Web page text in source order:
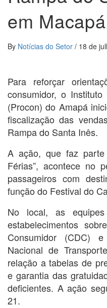
em
By Notícias do Setor / 18 de
Para reforçar
consumidor, o
(Procon) do Amapá
fiscalização das
Rampa do Santa Inês.
A ação, que faz parte
Férias”, acontece no
passageiros com
função do Festival do
No local, as
estabelecimentos
Consumidor (CDC)
Nacional de
relação a tabelas de
e garantia das
deficientes. A ação
21.